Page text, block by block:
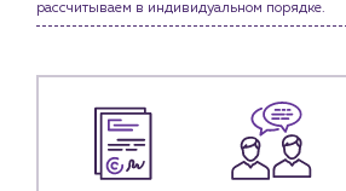
Новости
Личный кабинет
Контакты
Контактные данные
рассчитываем в индивидуальном порядке.